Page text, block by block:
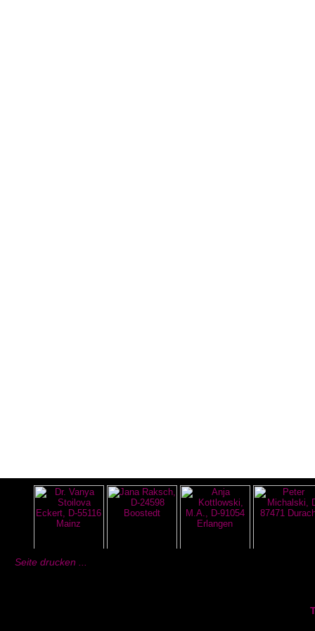
Seite drucken ...